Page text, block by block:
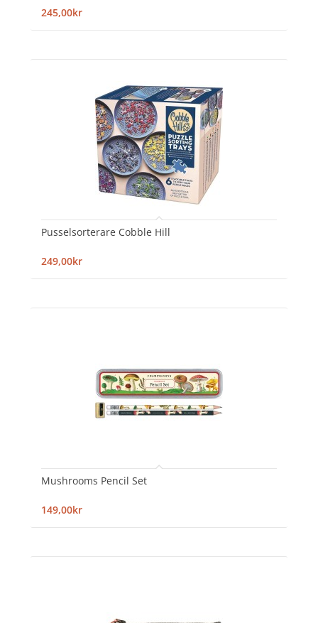
245,00kr
Pusselsorterare Cobble Hill
249,00kr
Mushrooms Pencil Set
149,00kr